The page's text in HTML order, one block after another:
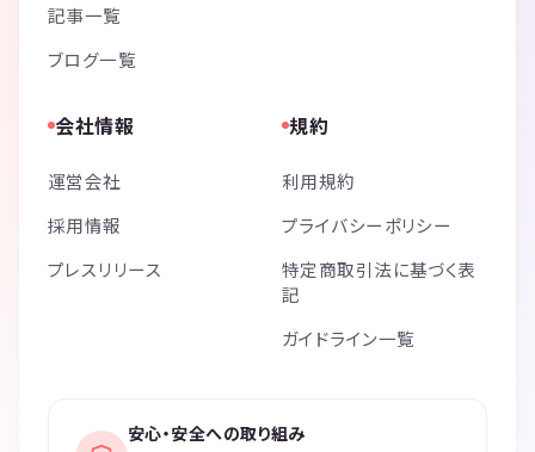
記事一覧
ブログ一覧
会社情報
運営会社
採用情報
プレスリリース
規約
利用規約
プライバシーポリシー
特定商取引法に基づく表
記
ガイドライン一覧
安心・安全への取り組み